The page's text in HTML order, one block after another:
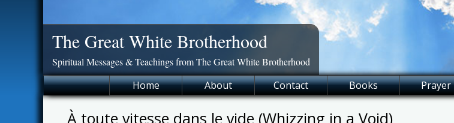
The Great White Brotherhood
Spiritual Messages & Teachings from The Great White Brotherhood
Home About Contact Books Prayer
À toute vitesse dans le vide (Whizzing in a Void)